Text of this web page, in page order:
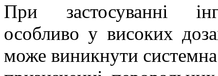
При застосуванні
особливо у високих
може виникнути